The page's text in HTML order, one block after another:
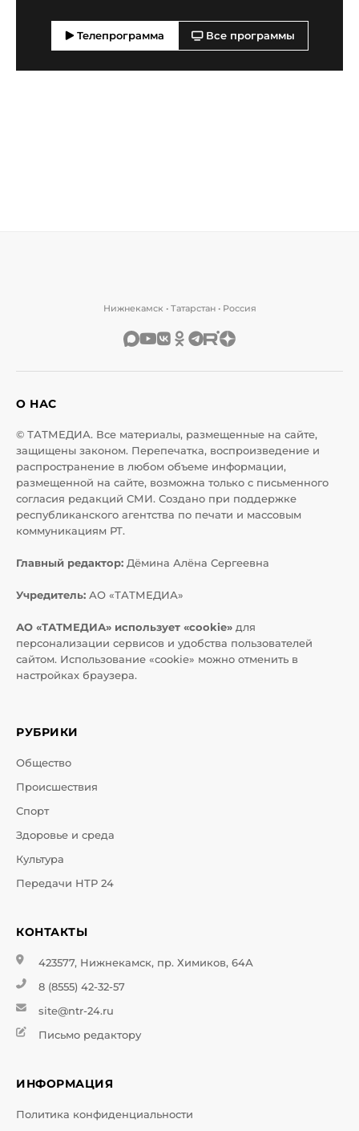
Телепрограмма Все программы
Нижнекамск • Татарстан • Россия
О НАС
© ТАТМЕДИА. Все материалы, размещенные на сайте,
защищены законом. Перепечатка, воспроизведение и
распространение в любом объеме информации,
размещенной на сайте, возможна только с письменного
согласия редакций СМИ. Создано при поддержке
республиканского агентства по печати и массовым
коммуникациям РТ.
Главный редактор: Дёмина Алёна Сергеевна
Учредитель: АО «ТАТМЕДИА»
АО «ТАТМЕДИА» использует «cookie» для
персонализации сервисов и удобства пользователей
сайтом. Использование «cookie» можно отменить в
настройках браузера.
РУБРИКИ
Общество
Происшествия
Спорт
Здоровье и среда
Культура
Передачи НТР 24
КОНТАКТЫ
423577, Нижнекамск, пр. Химиков, 64А
8 (8555) 42-32-57
site@ntr-24.ru
Письмо редактору
ИНФОРМАЦИЯ
Политика конфиденциальности